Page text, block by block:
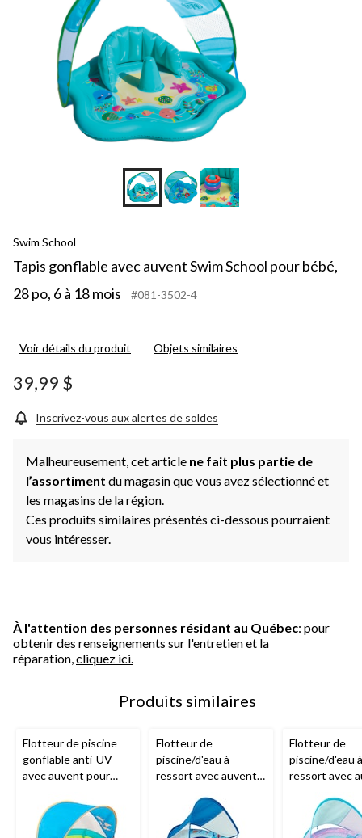
Swim School
Tapis gonflable avec auvent Swim School pour bébé,
28 po, 6 à 18 mois
#081-3502-4
Voir détails du produit Objets similaires
39,99 $
Inscrivez-vous aux alertes de soldes
Malheureusement, cet article ne fait plus partie de
l’assortiment du magasin que vous avez sélectionné et
les magasins de la région.
Ces produits similaires présentés ci-dessous pourraient
vous intéresser.
À l'attention des personnes résidant au Québec: pour
obtenir des renseignements sur l'entretien et la
réparation, cliquez ici.
Produits similaires
Flotteur de piscine
gonflable anti-UV
avec auvent pour
de SwimSchool, bleu,
6 à 24 mois
Flotteur de
piscine/d'eau à
ressort avec auvent
pour bébés, motif de
requin, 9 à 24 mois
Flotteur de
piscine/d'eau à
ressort avec
pour bébés,
requin, 9 à 24